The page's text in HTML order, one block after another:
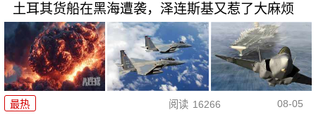
土耳其货船在黑海遭袭，泽连斯基又惹了大麻烦
最热 阅读 16266 08-05